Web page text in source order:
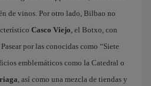
de vinos. Por otro lado, Bilbao no
Casco Viejo, el Botxo, con
por las conocidas como “Siete
emblemáticos como la Catedral o
, así como una mezcla de tiendas y